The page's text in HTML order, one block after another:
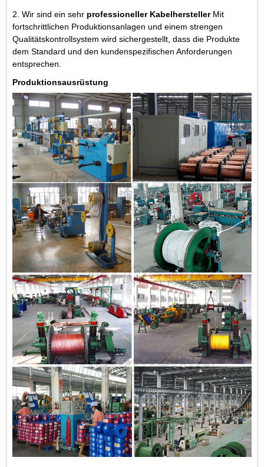
2. Wir sind ein sehr professioneller Kabelhersteller Mit
fortschrittlichen Produktionsanlagen und einem strengen
Qualitätskontrollsystem wird sichergestellt, dass die Produkte
dem Standard und den kundenspezifischen Anforderungen
entsprechen.
Produktionsausrüstung